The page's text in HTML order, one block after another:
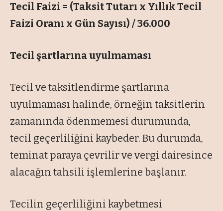
Tecil Faizi = (Taksit Tutarı x Yıllık Tecil
Faizi Oranı x Gün Sayısı) / 36.000
Tecil şartlarına uyulmaması
Tecil ve taksitlendirme şartlarına
uyulmaması halinde, örneğin taksitlerin
zamanında ödenmemesi durumunda,
tecil geçerliliğini kaybeder. Bu durumda,
teminat paraya çevrilir ve vergi dairesince
alacağın tahsili işlemlerine başlanır.
Tecilin geçerliliğini kaybetmesi